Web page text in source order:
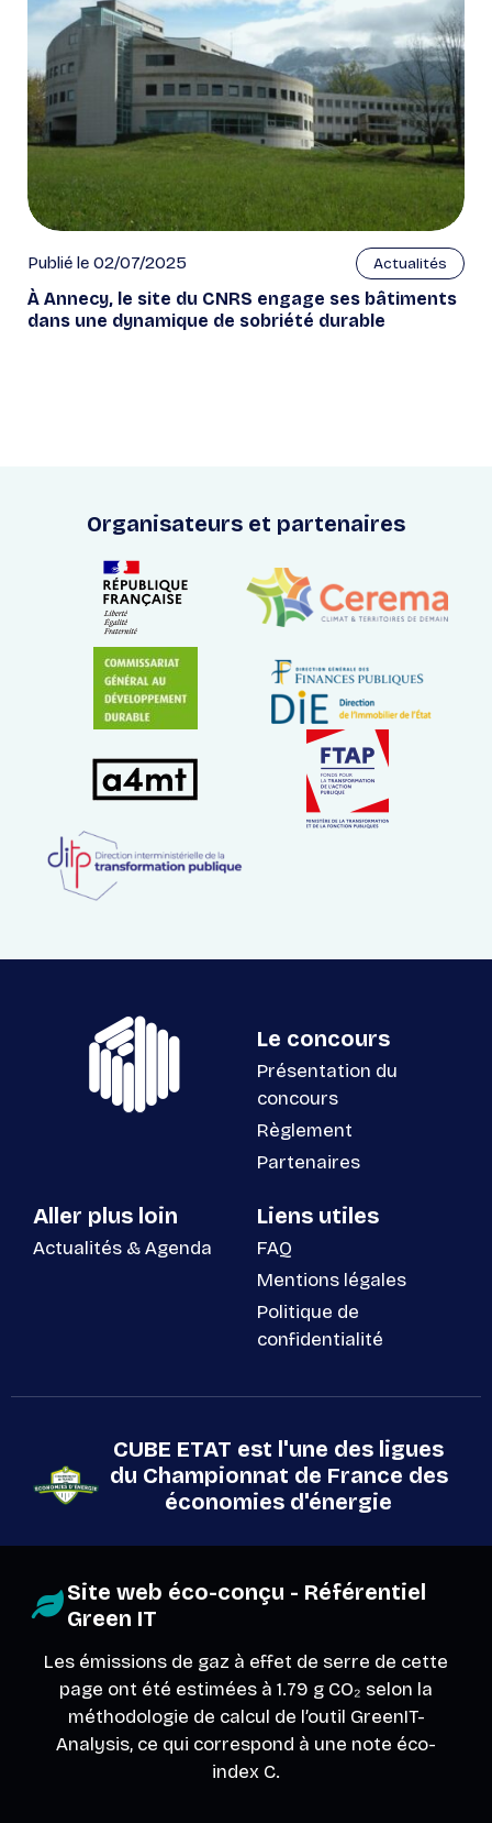
Publié le 02/07/2025 Actualités
À Annecy, le site du CNRS engage ses bâtiments
dans une dynamique de sobriété durable
Organisateurs et partenaires
Le concours
Présentation du
concours
Règlement
Partenaires
Aller plus loin
Actualités & Agenda
Liens utiles
FAQ
Mentions légales
Politique de
confidentialité
CUBE ETAT est l'une des ligues
du Championnat de France des
économies d'énergie
Site web éco-conçu - Référentiel
Green IT
Les émissions de gaz à effet de serre de cette
page ont été estimées à 1.79 g CO₂ selon la
méthodologie de calcul de l’outil GreenIT-
Analysis, ce qui correspond à une note éco-
index C.